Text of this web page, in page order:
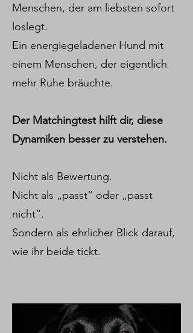
Menschen, der am liebsten sofort
loslegt.
Ein energiegeladener Hund mit
einem Menschen, der eigentlich
mehr Ruhe bräuchte.
Der Matchingtest hilft dir, diese
Dynamiken besser zu verstehen.
Nicht als Bewertung.
Nicht als „passt“ oder „passt
nicht“.
Sondern als ehrlicher Blick darauf,
wie ihr beide tickt.